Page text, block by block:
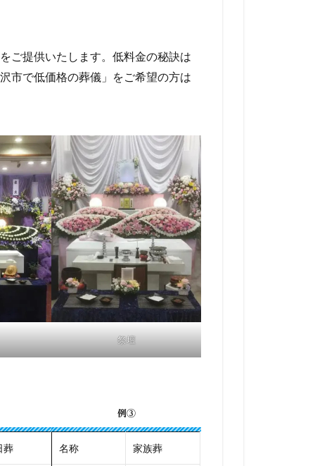
ご提供いたします。低料金の秘訣は
市で低価格の葬儀」をご希望の方は
祭壇
葬
例③
名称 家族葬